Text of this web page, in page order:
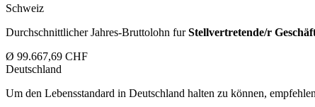
Schweiz
Durchschnittlicher Jahres-Bruttolohn furStellvertretende/r
Ø 99.667,69 CHF
Deutschland
Um den Lebensstandard in Deutschland halten zu können,